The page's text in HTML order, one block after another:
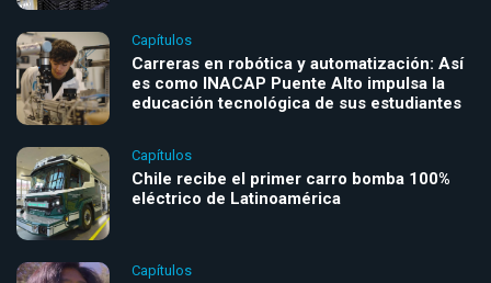
Capítulos
Carreras en robótica y automatización: Así
es como INACAP Puente Alto impulsa la
educación tecnológica de sus estudiantes
Capítulos
Chile recibe el primer carro bomba 100%
eléctrico de Latinoamérica
Capítulos